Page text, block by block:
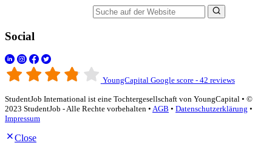
Social
YoungCapital Google score - 42 reviews
StudentJob International ist eine Tochtergesellschaft von YoungCapital • ©
2023 StudentJob - Alle Rechte vorbehalten • AGB • Datenschutzerklärung •
Impressum
Close